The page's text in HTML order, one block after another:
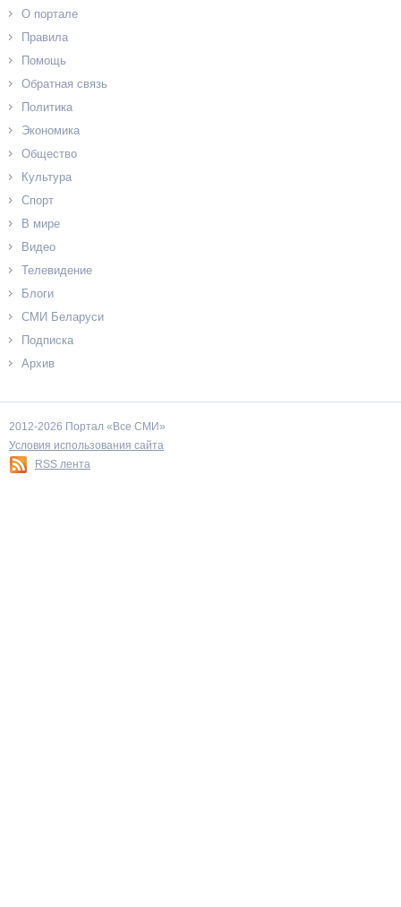
О портале
Правила
Помощь
Обратная связь
Политика
Экономика
Общество
Культура
Спорт
В мире
Видео
Телевидение
Блоги
СМИ Беларуси
Подписка
Архив
2012-2026 Портал «Все СМИ»
Условия использования сайта
RSS лента